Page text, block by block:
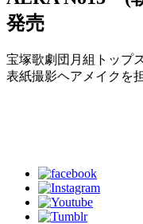
発売
宝塚歌劇団月組トップ
表紙撮影ヘアメイクを